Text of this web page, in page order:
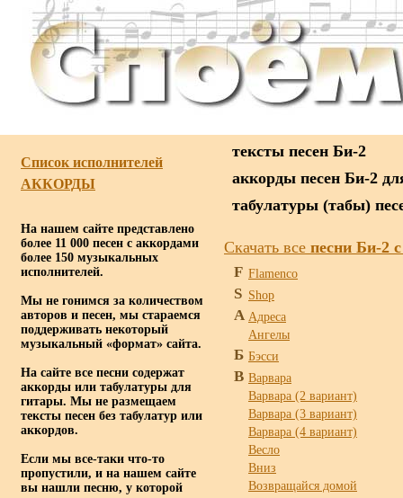
Список исполнителей
АККОРДЫ
На нашем сайте представлено
более 11 000 песен с аккордами
более 150 музыкальных
исполнителей.
Мы не гонимся за количеством
авторов и песен, мы стараемся
поддерживать некоторый
музыкальный «формат» сайта.
На сайте все песни содержат
аккорды или табулатуры для
гитары. Мы не размещаем
тексты песен без табулатур или
аккордов.
Если мы все-таки что-то
пропустили, и на нашем сайте
вы нашли песню, у которой
тексты песен Би-2
аккорды песен Би-2
табулатуры (табы)
Скачать все песни Би-2
F Flamenco
S Shop
А Адреса
Ангелы
Б Бэсси
В Варвара
Варвара (2 вариант)
Варвара (3 вариант)
Варвара (4 вариант)
Весло
Вниз
Возвращайся домой